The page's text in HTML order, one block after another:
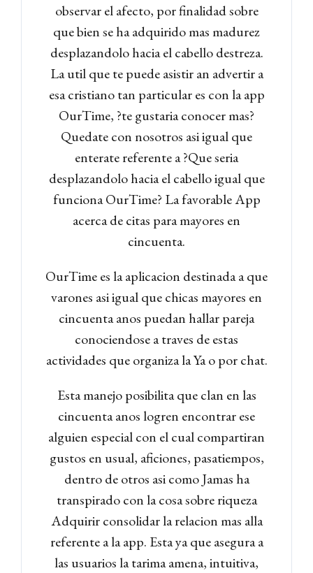
observar el afecto, por finalidad sobre
que bien se ha adquirido mas madurez
desplazandolo hacia el cabello destreza.
La util que te puede asistir an advertir a
esa cristiano tan particular es con la app
OurTime, ?te gustaria conocer mas?
Quedate con nosotros asi igual que
enterate referente a ?Que seria
desplazandolo hacia el cabello igual que
funciona OurTime? La favorable App
acerca de citas para mayores en
cincuenta.
OurTime es la aplicacion destinada a que
varones asi igual que chicas mayores en
cincuenta anos puedan hallar pareja
conociendose a traves de estas
actividades que organiza la Ya o por chat.
Esta manejo posibilita que clan en las
cincuenta anos logren encontrar ese
alguien especial con el cual compartiran
gustos en usual, aficiones, pasatiempos,
dentro de otros asi como Jamas ha
transpirado con la cosa sobre riqueza
Adquirir consolidar la relacion mas alla
referente a la app. Esta ya que asegura a
las usuarios la tarima amena, intuitiva,